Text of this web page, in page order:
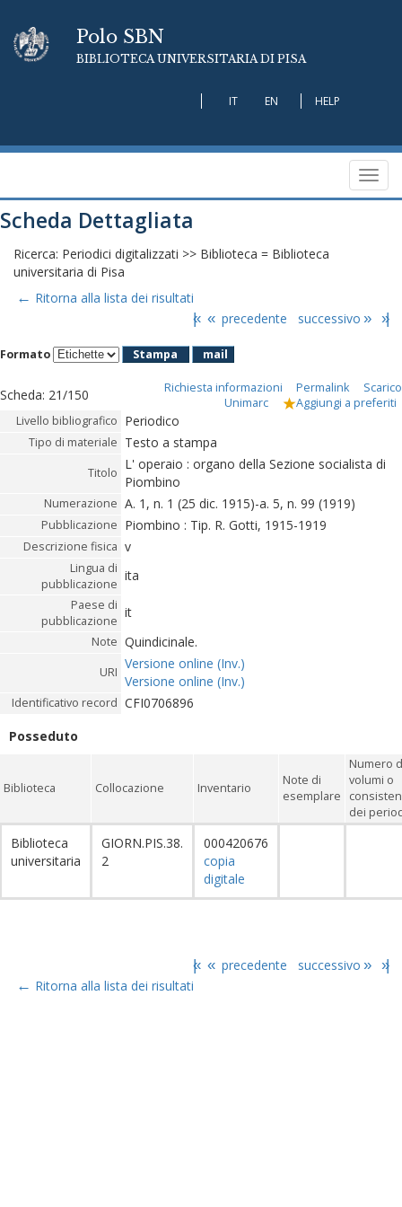
Polo SBN
BIBLIOTECA UNIVERSITARIA DI PISA
IT EN HELP
Scheda Dettagliata
Ricerca: Periodici digitalizzati >> Biblioteca = Biblioteca
universitaria di Pisa
← Ritorna alla lista dei risultati
|« « precedente successivo » »|
Formato Stampa mail
Scheda: 21/150 Richiesta informazioni Permalink
Scarico
Unimarc
Aggiungi a preferiti
Livello bibliografico Periodico
Tipo di materiale Testo a stampa
Titolo
L' operaio : organo della Sezione socialista di
Piombino
Numerazione A. 1, n. 1 (25 dic. 1915)-a. 5, n. 99 (1919)
Pubblicazione Piombino : Tip. R. Gotti, 1915-1919
Descrizione fisica v
Lingua di
pubblicazione
ita
Paese di
pubblicazione
it
Note Quindicinale.
URI
Versione online (Inv.)
Versione online (Inv.)
Identificativo record CFI0706896
Posseduto
Biblioteca Collocazione Inventario
Note di
esemplare
Numero
volumi o
dei
Biblioteca
universitaria
GIORN.PIS.38.
2
000420676
copia
digitale
|« « precedente successivo » »|
← Ritorna alla lista dei risultati